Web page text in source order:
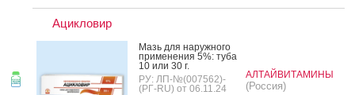
Ацикловир
Мазь для на­руж­но­го
при­мене­ния 5%: ту­ба
10 или 30 г.
РУ: ЛП-№(007562)-
(РГ-RU) от 06.11.24
АЛТАЙВИТАМИНЫ
(Россия)